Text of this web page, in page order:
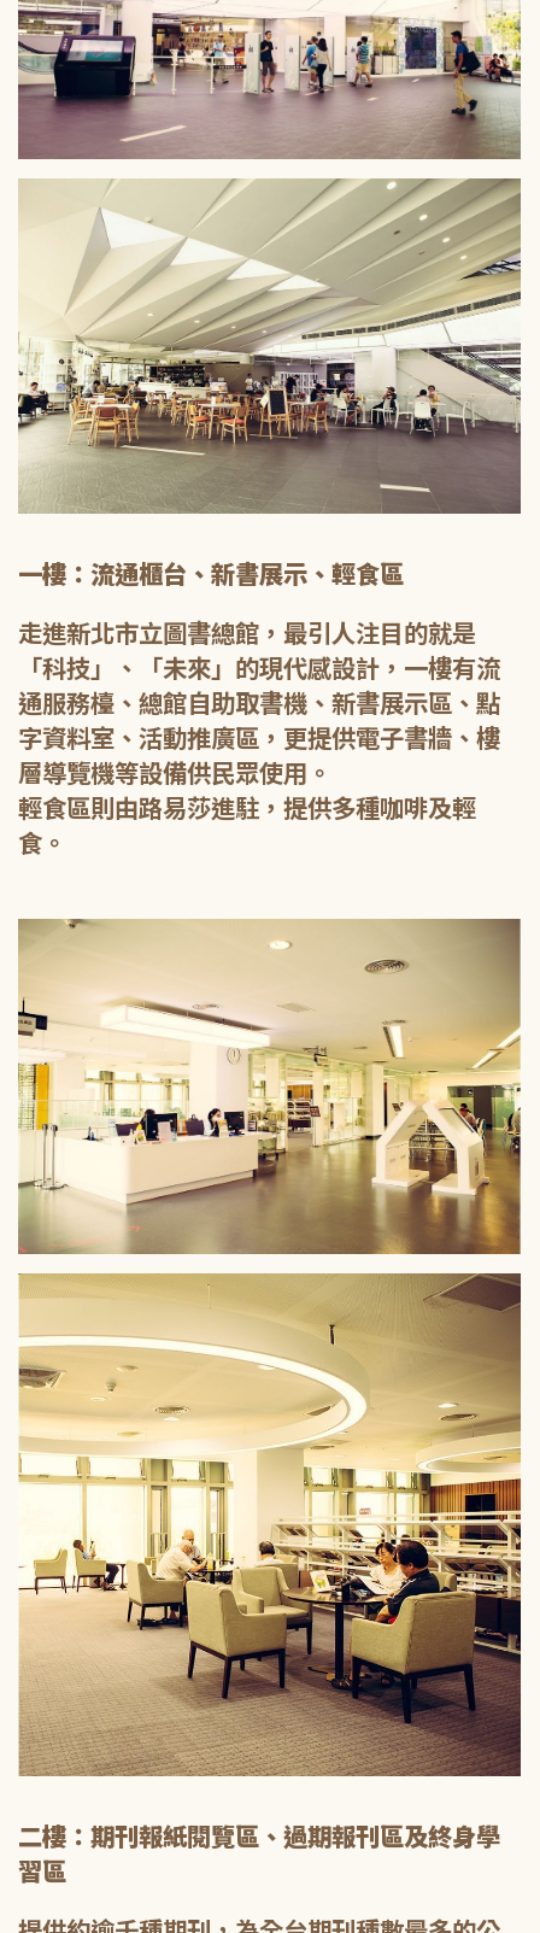
一樓：流通櫃台、新書展示、輕食區
走進新北市立圖書總館，最引人注目的就是
「科技」、「未來」的現代感設計，一樓有流
通服務檯、總館自助取書機、新書展示區、點
字資料室、活動推廣區，更提供電子書牆、樓
層導覽機等設備供民眾使用。
輕食區則由路易莎進駐，提供多種咖啡及輕
食。
二樓：期刊報紙閱覽區、過期報刊區及終身學
習區